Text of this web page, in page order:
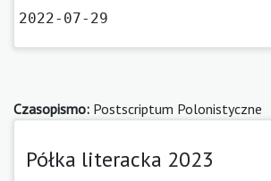
2022-07-29
Czasopismo: Postscriptum Polonistyczne
Półka literacka 2023